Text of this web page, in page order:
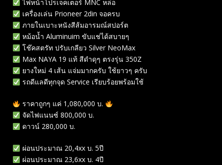
ไฟหน้าโปรเจคเตอร์ MNC หล่อ
เครื่องเล่น Prioneer 2din จอครบ
ภายในเบาะหนังสีส้มอารมณ์สปอร์ต
หม้อน้ำ Aluminuim ขับแช่ได้สบายๆ
โช๊คสตรัท ปรับเกลียว Silver NeoMax
Max NAYA 19 แท้ สีดำดุๆ ตรงรุ่น 350Z
ยางใหม่ 4 เส้น แจ่มมากครับ ใช้ยาวๆ ครับ
รถดีแลดีทุกจุด Service เรียบร้อยพร้อมใช้
ราคาถูกๆ แค่ 1,080,000 บ.
จัดไฟแนนซ์ 800,000 บ.
ดาวน์ 280,000 บ.
ผ่อนประมาณ 20,4xx บ. 5ปี
ผ่อนประมาณ 23,6xx บ. 4ปี